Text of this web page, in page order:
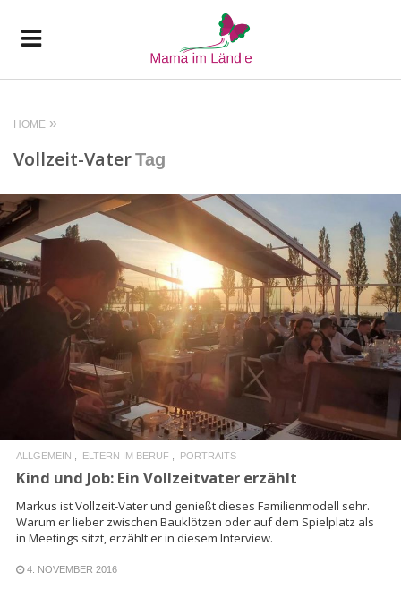
HOME
Vollzeit-VaterTag
READ MORE
ALLGEMEIN ELTERN IM BERUF PORTRAITS
Kind und Job: Ein Vollzeitvater erzählt
Markus ist Vollzeit-Vater und genießt dieses Familienmodell sehr.
Warum er lieber zwischen Bauklötzen oder auf dem Spielplatz als
in Meetings sitzt, erzählt er in diesem Interview.
4. NOVEMBER 2016